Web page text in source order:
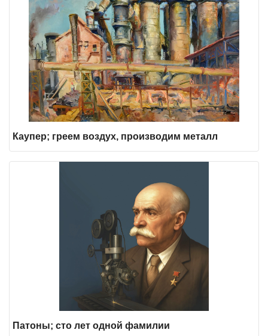
Каупер; греем воздух, производим металл
Патоны; сто лет одной фамилии